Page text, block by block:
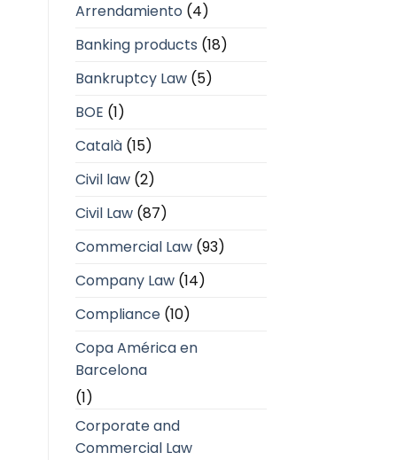
Arrendamiento (4)
Banking products (18)
Bankruptcy Law(5)
BOE (1)
Català(15)
Civil law(2)
Civil Law(87)
Commercial Law(93)
Company Law(14)
Compliance(10)
Copa América en
Barcelona
(1)
Corporate and
Commercial Law